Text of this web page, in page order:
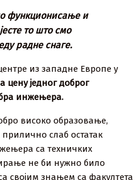
функционисање и
то што смо
радне снаге.
из западне Европе у
цену једног доброг
инжењера.
високо образовање,
слаб остатак
са техничких
не би нужно било
својим знањем са факултета